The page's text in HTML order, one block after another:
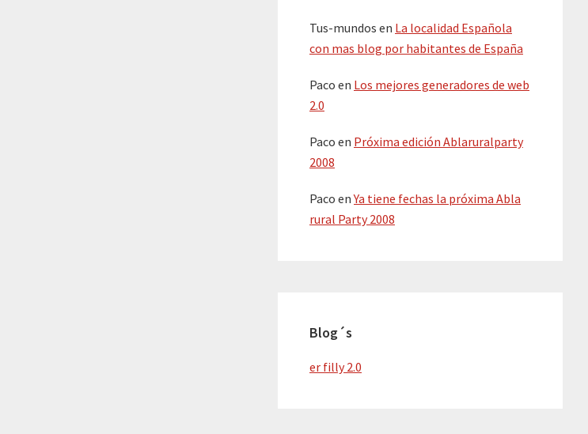
Tus-mundos en La localidad Española
con mas blog por habitantes de España
Paco en Los mejores generadores de web
2.0
Paco en Próxima edición Ablaruralparty
2008
Paco enYa tiene fechas la próxima Abla
rural Party 2008
Blog´s
er filly 2.0